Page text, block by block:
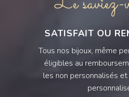
SATISFAIT OU
Tous nos bijoux, même
éligibles au
les non personnalisés